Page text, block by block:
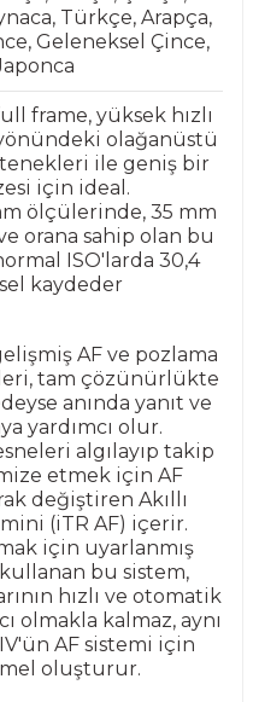
Türkçe, Arapça,
Geleneksel Çince,
frame, yüksek hızlı
olağanüstü
ile geniş bir
için ideal.
ölçülerinde, 35 mm
orana sahip olan bu
ISO'larda 30,4
kaydeder
AF ve pozlama
tam çözünürlükte
anında yanıt ve
yardımcı olur.
algılayıp takip
etmek için AF
değiştiren Akıllı
(iTR AF) içerir.
için uyarlanmış
bu sistem,
hızlı ve otomatik
olmakla kalmaz, aynı
AF sistemi için
oluşturur.